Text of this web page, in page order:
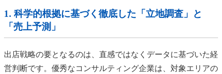
1. 科学的根拠に基づく徹底した「立地調査」と
「売上予測」
出店戦略の要となるのは、直感ではなくデータに基づいた経
営判断です。優秀なコンサルティング企業は、対象エリアの